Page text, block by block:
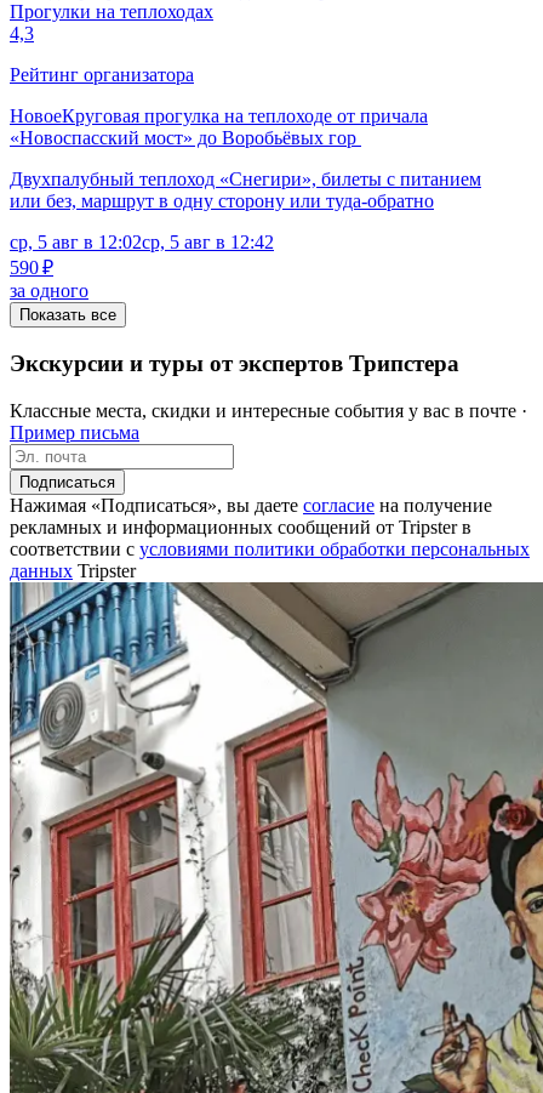
Прогулки на теплоходах
4,3
Рейтинг организатора
НовоеКруговая прогулка на теплоходе от причала
«Новоспасский мост» до Воробьёвых гор
Двухпалубный теплоход «Снегири», билеты с питанием
или без, маршрут в одну сторону или туда-обратно
ср, 5 авг в 12:02ср, 5 авг в 12:42
590 ₽
за одного
Показать все
Экскурсии и туры от экспертов Трипстера
Классные места, скидки и интересные события у вас в почте ·
Пример письма
Подписаться
Нажимая «Подписаться», вы даете согласие на получение
рекламных и информационных сообщений от Tripster в
соответствии c условиями политики обработки персональных
данных Tripster